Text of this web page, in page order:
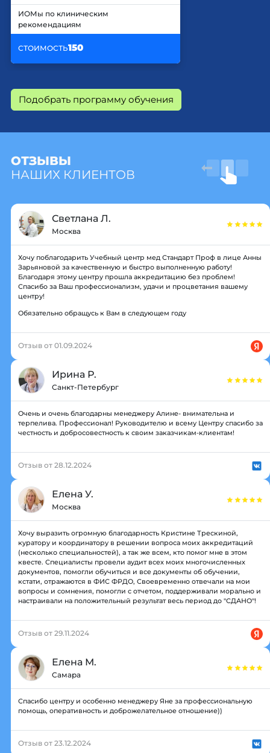
ИОМы по клиническим
рекомендациям
СТОИМОСТЬ150
Подобрать программу обучения
ОТЗЫВЫ
НАШИХ КЛИЕНТОВ
Светлана Л.
Москва
Хочу поблагодарить Учебный центр мед Стандарт Проф в лице Анны
Зарьяновой за качественную и быстро выполненную работу!
Благодаря этому центру прошла аккредитацию без проблем!
Спасибо за Ваш профессионализм, удачи и процветания вашему
центру!
Обязательно обращусь к Вам в следующем году
Отзыв от 01.09.2024
Ирина Р.
Санкт-Петербург
Очень и очень благодарны менеджеру Алине- внимательна и
терпелива. Профессионал! Руководителю и всему Центру спасибо за
честность и добросовестность к своим заказчикам-клиентам!
Отзыв от 28.12.2024
Елена У.
Москва
Хочу выразить огромную благодарность Кристине Трескиной,
куратору и координатору в решении вопроса моих аккредитаций
(несколько специальностей), а так же всем, кто помог мне в этом
квесте. Специалисты провели аудит всех моих многочисленных
документов, помогли обучиться и все документы об обучении,
кстати, отражаются в ФИС ФРДО, Своевременно отвечали на мои
вопросы и сомнения, помогли с отчетом, поддерживали морально и
настраивали на положительный результат весь период до "СДАНО"!
Отзыв от 29.11.2024
Елена М.
Самара
Спасибо центру и особенно менеджеру Яне за профессиональную
помощь, оперативность и доброжелательное отношение))
Отзыв от 23.12.2024